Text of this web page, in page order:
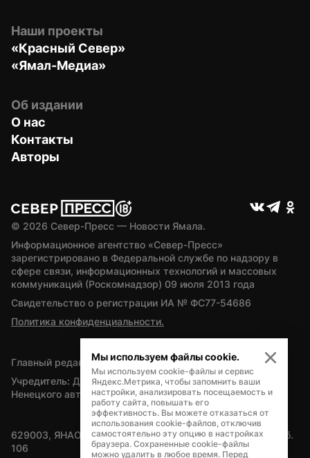
Наши проекты
«Красный Север»
«Ямал-Медиа»
Об издании
О нас
Контакты
Авторы
© 2026 Север-Пресс — Новости Ямала.
Информационное агентство «Север-Пресс»
зарегистрировано в Федеральной службе по надзору в
сфере связи, информационных технологий и массовых
коммуникаций (Роскомнадзор) 09 июля 2013 года
Свидетельство о регистрации ИА № ФС77-54686
Политика конфиденциальности.
Главный редактор — А.Л. Поздеев
Учредитель: Департамент внутренней политики Ямало-
Ненецкого автономного округа
629003, ЯНАО, Салехард, мкр. Богдана Кнунянца, д.1, каб.
106
Мы используем файлы cookie.
Мы используем cookie-файлы и сервис
Яндекс.Метрика, чтобы запомнить ваши
настройки, анализировать посещаемость и
работу сайта, повышать его
эффективность. Вы можете отказаться от
использования cookie-файлов, отключив
самостоятельно эту опцию в настройках
браузера. Сохраненные cookie-файлы
можно удалить в любое время. Перед